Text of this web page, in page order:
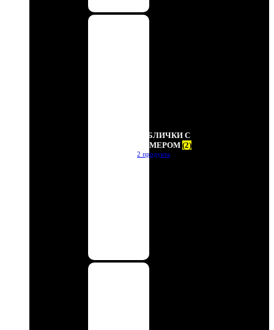
ТАБЛИЧКИ С
НОМЕРОМ (2)
2 продукта